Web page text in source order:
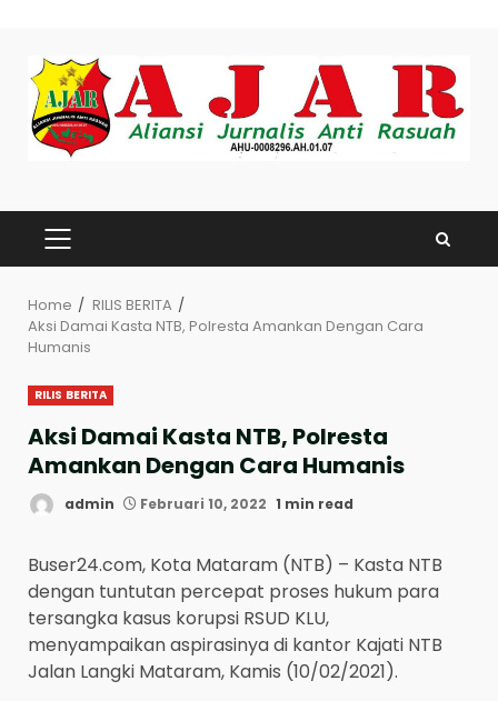
content
PRIMARY
MENU
Home
RILIS BERITA
Aksi Damai Kasta NTB, Polresta Amankan Dengan Cara
Humanis
RILIS BERITA
Aksi Damai Kasta NTB, Polresta
Amankan Dengan Cara Humanis
admin Februari 10, 2022 1 min read
Buser24.com, Kota Mataram (NTB) – Kasta NTB
dengan tuntutan percepat proses hukum para
tersangka kasus korupsi RSUD KLU,
menyampaikan aspirasinya di kantor Kajati NTB
Jalan Langki Mataram, Kamis (10/02/2021).